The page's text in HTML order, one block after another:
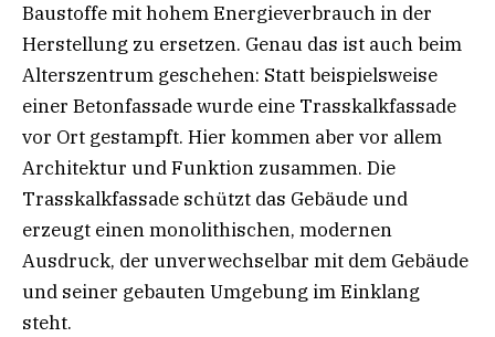
Baustoffe mit hohem Energieverbrauch in der
Herstellung zu ersetzen. Genau das ist auch beim
Alterszentrum geschehen: Statt beispielsweise
einer Betonfassade wurde eine Trasskalkfassade
vor Ort gestampft. Hier kommen aber vor allem
Architektur und Funktion zusammen. Die
Trasskalkfassade schützt das Gebäude und
erzeugt einen monolithischen, modernen
Ausdruck, der unverwechselbar mit dem Gebäude
und seiner gebauten Umgebung im Einklang
steht.